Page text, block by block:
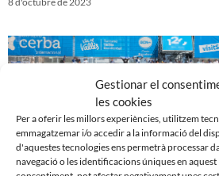
Gestionar el
les cookies
Per a oferir les millors experiències, utilitzem
emmagatzemar i/o accedir a la informació del
d'aquestes tecnologies ens permetrà processar
navegació o les identificacions úniques en